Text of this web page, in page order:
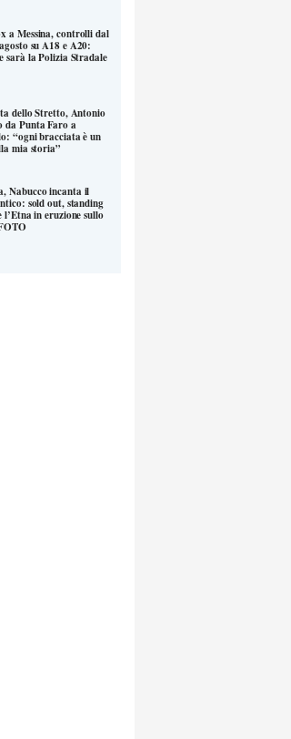
a Messina, controlli dal
su A18 e A20:
sarà la Polizia Stradale
dello Stretto, Antonio
da Punta Faro a
“ogni bracciata è un
mia storia”
Nabucco incanta il
sold out, standing
l’Etna in eruzione sullo